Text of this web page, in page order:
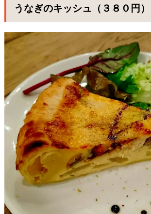
うなぎのキッシュ（３８０円）